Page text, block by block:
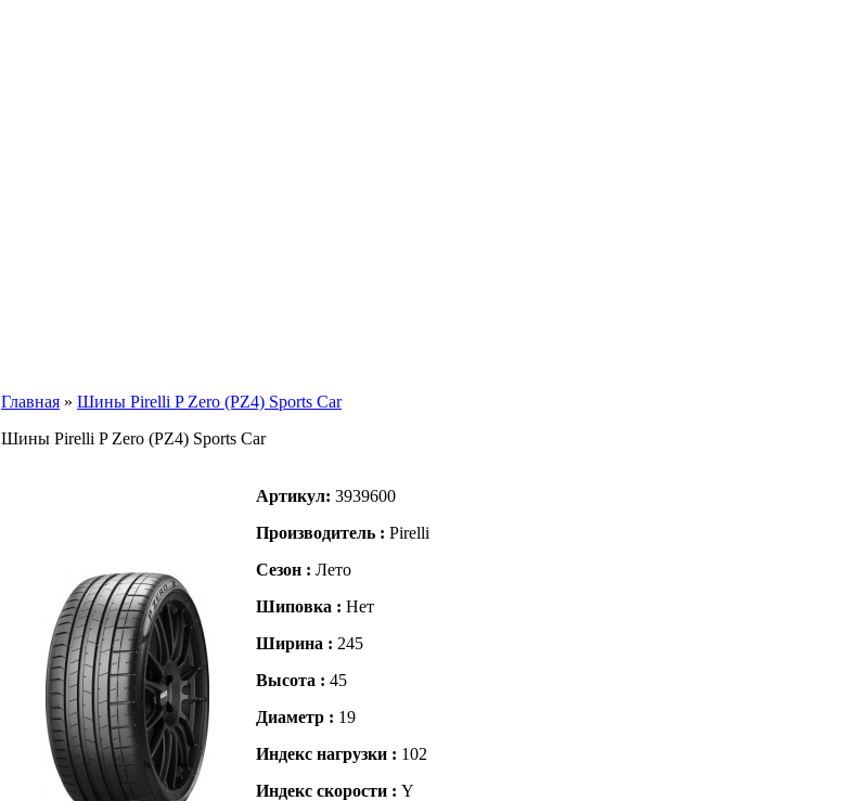
Главная » Шины Pirelli P Zero (PZ4) Sports Car
Шины Pirelli P Zero (PZ4) Sports Car
Артикул: 3939600
Производитель : Pirelli
Сезон : Лето
Шиповка : Нет
Ширина : 245
Высота : 45
Диаметр : 19
Индекс нагрузки : 102
Индекс скорости : Y